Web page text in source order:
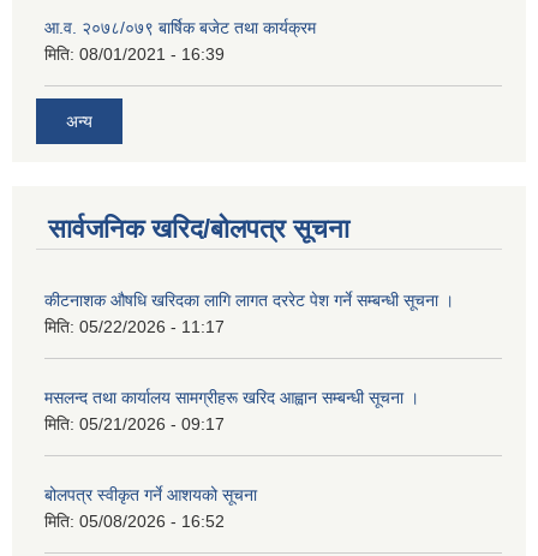
आ.व. २०७८/०७९ बार्षिक बजेट तथा कार्यक्रम
मिति: 08/01/2021 - 16:39
अन्य
सार्वजनिक खरिद/बोलपत्र सूचना
कीटनाशक औषधि खरिदका लागि लागत दररेट पेश गर्ने सम्बन्धी सूचना ।
मिति: 05/22/2026 - 11:17
मसलन्द तथा कार्यालय सामग्रीहरू खरिद आह्वान सम्बन्धी सूचना ।
मिति: 05/21/2026 - 09:17
बोलपत्र स्वीकृत गर्ने आशयको सूचना
मिति: 05/08/2026 - 16:52